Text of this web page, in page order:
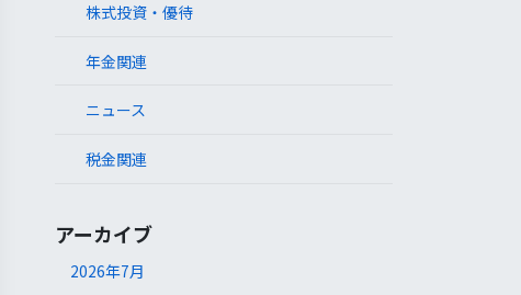
株式投資・優待
年金関連
ニュース
税金関連
アーカイブ
2026年7月